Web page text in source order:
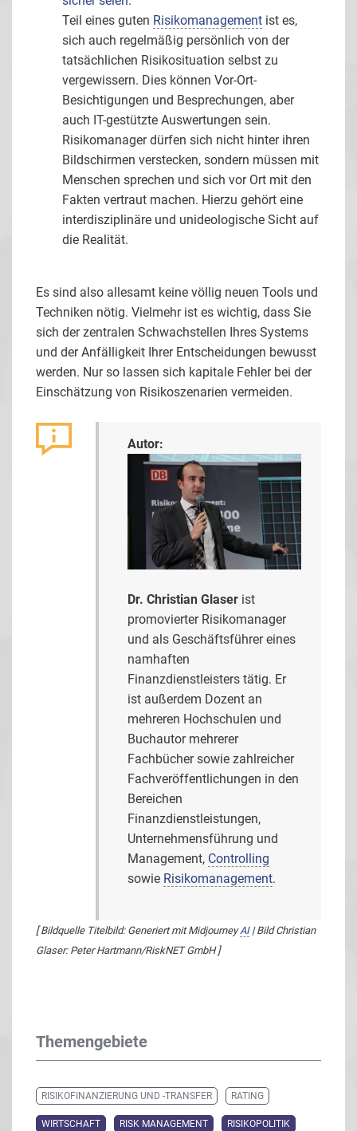
Teil eines guten Risikomanagement ist es,
sich auch regelmäßig persönlich von der
tatsächlichen Risikosituation selbst zu
vergewissern. Dies können Vor-Ort-
Besichtigungen und Besprechungen, aber
auch IT-gestützte Auswertungen sein.
Risikomanager dürfen sich nicht hinter ihren
Bildschirmen verstecken, sondern müssen mit
Menschen sprechen und sich vor Ort mit den
Fakten vertraut machen. Hierzu gehört eine
interdisziplinäre und unideologische Sicht auf
die Realität.
Es sind also allesamt keine völlig neuen Tools und
Techniken nötig. Vielmehr ist es wichtig, dass Sie
sich der zentralen Schwachstellen Ihres Systems
und der Anfälligkeit Ihrer Entscheidungen bewusst
werden. Nur so lassen sich kapitale Fehler bei der
Einschätzung von Risikoszenarien vermeiden.
Autor:
Dr. Christian Glaser ist
promovierter Risikomanager
und als Geschäftsführer eines
namhaften
Finanzdienstleisters tätig. Er
ist außerdem Dozent an
mehreren Hochschulen und
Buchautor mehrerer
Fachbücher sowie zahlreicher
Fachveröffentlichungen in den
Bereichen
Finanzdienstleistungen,
Unternehmensführung und
Management, Controlling
sowie Risikomanagement.
[ Bildquelle Titelbild: Generiert mit MidjourneyAI| Bild Christian
Glaser: Peter Hartmann/RiskNET GmbH ]
Themengebiete
RISIKOFINANZIERUNG UND -TRANSFER RATING
WIRTSCHAFT RISK MANAGEMENT RISIKOPOLITIK